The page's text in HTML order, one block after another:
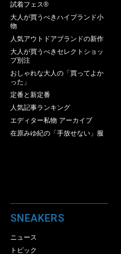
試着フェス®︎
大人が買うべきハイブランド小
物
人気アウトドアブランドの新作
大人が買うべきセレクトショッ
プ別注
おしゃれな大人の「買ってよか
った」
定番と新定番
人気記事ランキング
エディター私物 アーカイブ
在原みゆ紀の「手放せない」服
SNEAKERS
ニュース
トピック